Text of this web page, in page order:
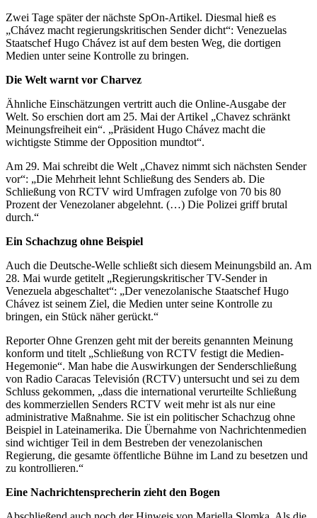
Zwei Tage später der nächste SpOn-Artikel. Diesmal hieß es
„Chávez macht regierungskritischen Sender dicht“: Venezuelas
Staatschef Hugo Chávez ist auf dem besten Weg, die dortigen
Medien unter seine Kontrolle zu bringen.
Die Welt warnt vor Charvez
Ähnliche Einschätzungen vertritt auch die Online-Ausgabe der
Welt. So erschien dort am 25. Mai der Artikel „Chavez schränkt
Meinungsfreiheit ein“. „Präsident Hugo Chávez macht die
wichtigste Stimme der Opposition mundtot“.
Am 29. Mai schreibt die Welt „Chavez nimmt sich nächsten Sender
vor“: „Die Mehrheit lehnt Schließung des Senders ab. Die
Schließung von RCTV wird Umfragen zufolge von 70 bis 80
Prozent der Venezolaner abgelehnt. (…) Die Polizei griff brutal
durch.“
Ein Schachzug ohne Beispiel
Auch die Deutsche-Welle schließt sich diesem Meinungsbild an. Am
28. Mai wurde getitelt „Regierungskritischer TV-Sender in
Venezuela abgeschaltet“: „Der venezolanische Staatschef Hugo
Chávez ist seinem Ziel, die Medien unter seine Kontrolle zu
bringen, ein Stück näher gerückt.“
Reporter Ohne Grenzen geht mit der bereits genannten Meinung
konform und titelt „Schließung von RCTV festigt die Medien-
Hegemonie“. Man habe die Auswirkungen der Senderschließung
von Radio Caracas Televisión (RCTV) untersucht und sei zu dem
Schluss gekommen, „dass die international verurteilte Schließung
des kommerziellen Senders RCTV weit mehr ist als nur eine
administrative Maßnahme. Sie ist ein politischer Schachzug ohne
Beispiel in Lateinamerika. Die Übernahme von Nachrichtenmedien
sind wichtiger Teil in dem Bestreben der venezolanischen
Regierung, die gesamte öffentliche Bühne im Land zu besetzen und
zu kontrollieren.“
Eine Nachrichtensprecherin zieht den Bogen